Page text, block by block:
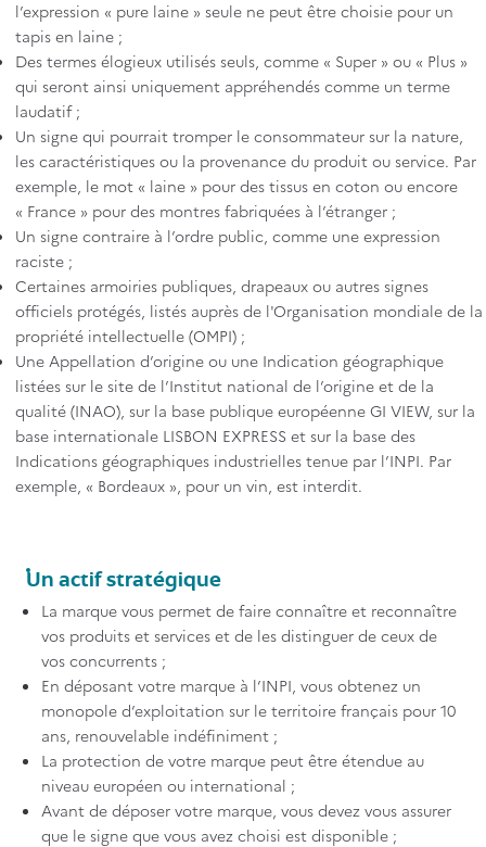
l’expression « pure laine » seule ne peut être choisie pour un
tapis en laine ;
Des termes élogieux utilisés seuls, comme « Super » ou « Plus »
qui seront ainsi uniquement appréhendés comme un terme
laudatif ;
Un signe qui pourrait tromper le consommateur sur la nature,
les caractéristiques ou la provenance du produit ou service. Par
exemple, le mot « laine » pour des tissus en coton ou encore
« France » pour des montres fabriquées à l’étranger ;
Un signe contraire à l’ordre public, comme une expression
raciste ;
Certaines armoiries publiques, drapeaux ou autres signes
officiels protégés, listés auprès de l'Organisation mondiale de la
propriété intellectuelle (OMPI) ;
Une Appellation d’origine ou une Indication géographique
listées sur le site de l’Institut national de l’origine et de la
qualité (INAO), sur la base publique européenne GI VIEW, sur la
base internationale LISBON EXPRESS et sur la base des
Indications géographiques industrielles tenue par l’INPI. Par
exemple, « Bordeaux », pour un vin, est interdit.
Titre
Un actif stratégique
Contenu
La marque vous permet de faire connaître et reconnaître
vos produits et services et de les distinguer de ceux de
vos concurrents ;
En déposant votre marque à l’INPI, vous obtenez un
monopole d’exploitation sur le territoire français pour 10
ans, renouvelable indéfiniment ;
La protection de votre marque peut être étendue au
niveau européen ou international ;
Avant de déposer votre marque, vous devez vous assurer
que le signe que vous avez choisi est disponible ;